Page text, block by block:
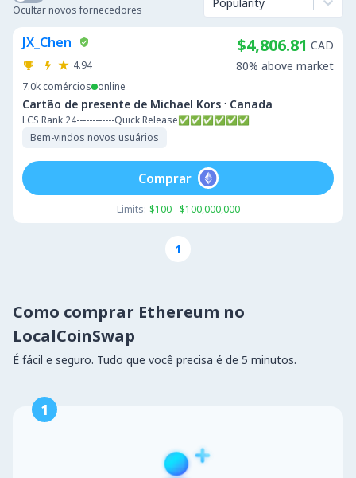
Ocultar novos fornecedores
JX_Chen
4.94
7.0k comércios online
Cartão de presente de Michael Kors · Canada
LCS Rank 24------------Quick Release✅✅✅✅✅✅
Bem-vindos novos usuários
$4,806.81 CAD
80% above market
Limits: $100 - $100,000,000
Comprar
1
Como comprar Ethereum no
LocalCoinSwap
É fácil e seguro. Tudo que você precisa é de 5 minutos.
1